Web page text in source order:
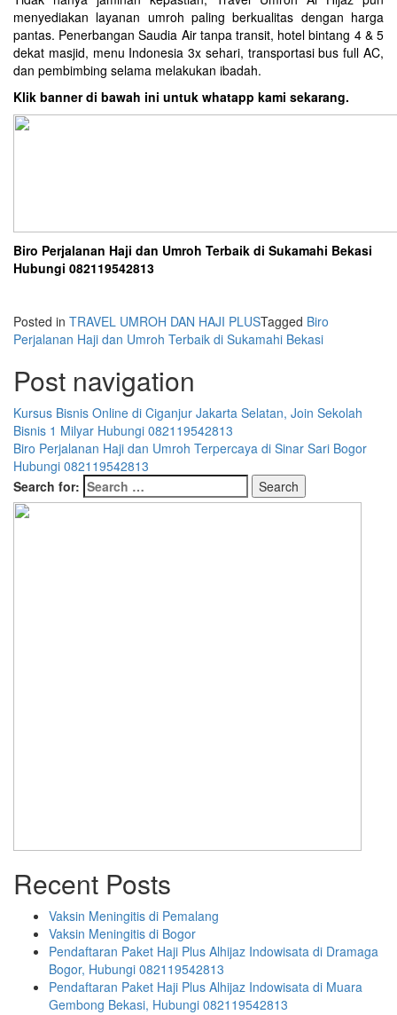
menyediakan layanan umroh paling berkualitas dengan harga
pantas. Penerbangan Saudia Air tanpa transit, hotel bintang 4 & 5
dekat masjid, menu Indonesia 3x sehari, transportasi bus full AC,
dan pembimbing selama melakukan ibadah.
Klik banner di bawah ini untuk whatapp kami sekarang.
Biro Perjalanan Haji dan Umroh Terbaik di Sukamahi Bekasi
Hubungi 082119542813
Posted in TRAVEL UMROH DAN HAJI PLUSTagged Biro
Perjalanan Haji dan Umroh Terbaik di Sukamahi Bekasi
Post navigation
Kursus Bisnis Online di Ciganjur Jakarta Selatan, Join Sekolah
Bisnis 1 Milyar Hubungi 082119542813
Biro Perjalanan Haji dan Umroh Terpercaya di Sinar Sari Bogor
Hubungi 082119542813
Search for:
Recent Posts
Vaksin Meningitis di Pemalang
Vaksin Meningitis di Bogor
Pendaftaran Paket Haji Plus Alhijaz Indowisata di Dramaga
Bogor, Hubungi 082119542813
Pendaftaran Paket Haji Plus Alhijaz Indowisata di Muara
Gembong Bekasi, Hubungi 082119542813